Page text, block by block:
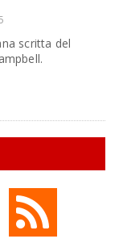
scritta del